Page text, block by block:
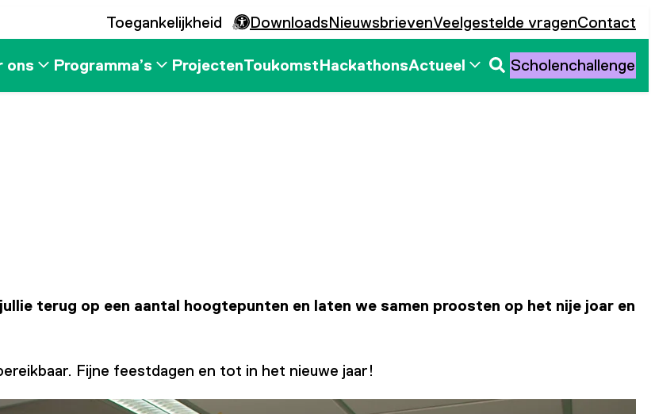
Toegankelijkheid DownloadsNieuwsbrievenVeelgestelde vragenContact
ons Programma’s ProjectenToukomstHackathonsActueel
Zoeken
openen
Scholenchallenge
terug op een aantal hoogtepunten en laten we samen proosten op het nije joar en
Fijne feestdagen en tot in het nieuwe jaar!